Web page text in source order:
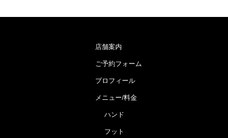
店舗案内
ご予約フォーム
プロフィール
メニュー/料金
ハンド
フット